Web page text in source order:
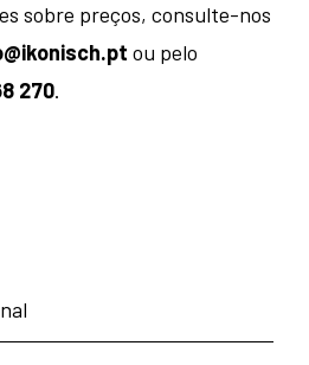
sobre preços, consulte-nos
ou pelo
270.